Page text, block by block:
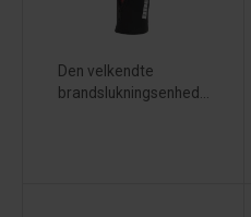
Den velkendte
brandslukningsenhed...